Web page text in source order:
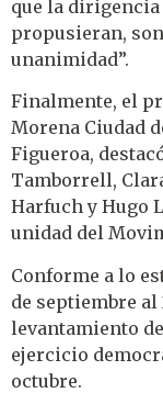
que la
propusieran,
unanimidad”.
Finalmente, el
Morena Ciudad
Figueroa,
Tamborrell,
Harfuch y Hugo
unidad del
Conforme a lo
de septiembre al
levantamiento
ejercicio
octubre.